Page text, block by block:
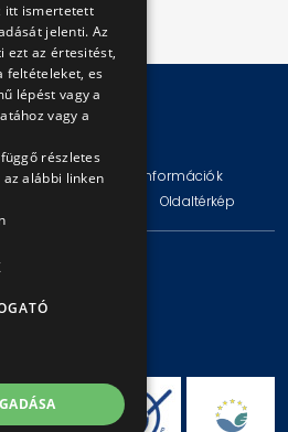
Technikai információk
Oldaltérkép
Pf. 11.
u. 15.
461-65-00
itt ismertetett
jelenti. Az
ezt az értesitést,
feltételeket, es
lépést vagy a
vagy a
részletes
alábbi linken